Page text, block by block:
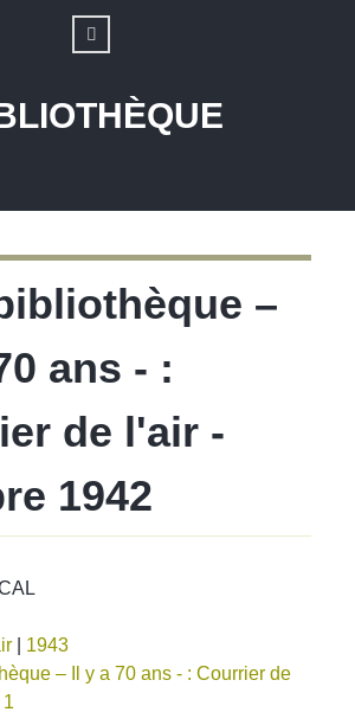
–
ans - :
de l'air -
1942
1943